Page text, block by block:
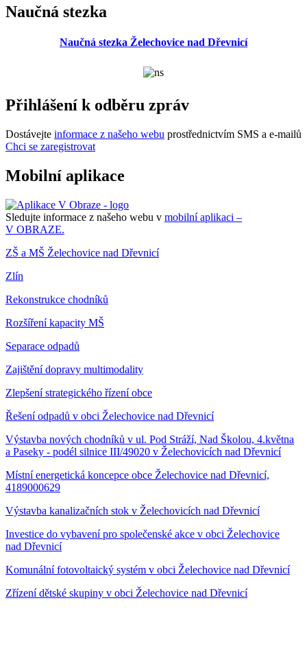
Naučná stezka
Naučná stezka Želechovice nad Dřevnicí
Přihlášení k odběru zpráv
Dostávejte informace z našeho webu prostřednictvím SMS a e-mailů
Chci se zaregistrovat
Mobilní aplikace
Sledujte informace z našeho webu v mobilní aplikaci –
V OBRAZE.
ZŠ a MŠ Želechovice nad Dřevnicí
Zlín
Rekonstrukce chodníků
Rozšíření kapacity MŠ
Separace odpadů
Zajištění dopravy multimodality
Zlepšení strategického řízení obce
Řešení odpadů v obci Želechovice nad Dřevnicí
Výstavba nových chodníků v ul. Pod Stráží, Nad Školou, 4.května
a Paseky - podél silnice III/49020 v Želechovicích nad Dřevnicí
Místní energetická koncepce obce Želechovice nad Dřevnicí,
4189000629
Výstavba kanalizačních stok v Želechovicích nad Dřevnicí
Investice do vybavení pro společenské akce v obci Želechovice
nad Dřevnicí
Komunální fotovoltaický systém v obci Želechovice nad Dřevnicí
Zřízení dětské skupiny v obci Želechovice nad Dřevnicí